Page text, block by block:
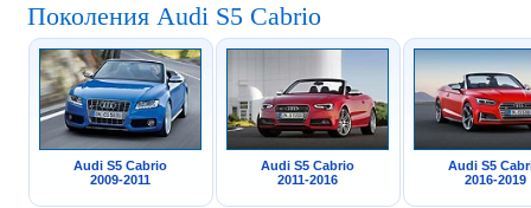
Поколения Audi S5 Cabrio
Audi S5 Cabrio
2009-2011
Audi S5 Cabrio
2011-2016
Audi S5
2016-2019